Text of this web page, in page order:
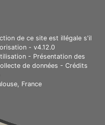
de ce site est illégale s'il
- v4.12.0
- Présentation des
de données - Crédits
France